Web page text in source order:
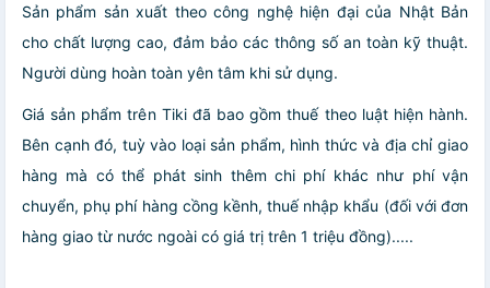
Sản phẩm sản xuất theo công nghệ hiện đại của Nhật Bản
cho chất lượng cao, đảm bảo các thông số an toàn kỹ thuật.
Người dùng hoàn toàn yên tâm khi sử dụng.
Giá sản phẩm trên Tiki đã bao gồm thuế theo luật hiện hành.
Bên cạnh đó, tuỳ vào loại sản phẩm, hình thức và địa chỉ giao
hàng mà có thể phát sinh thêm chi phí khác như phí vận
chuyển, phụ phí hàng cồng kềnh, thuế nhập khẩu (đối với đơn
hàng giao từ nước ngoài có giá trị trên 1 triệu đồng).....